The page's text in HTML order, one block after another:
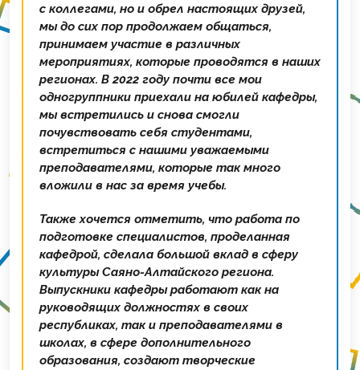
с коллегами, но и обрел настоящих друзей,
мы до сих пор продолжаем общаться,
принимаем участие в различных
мероприятиях, которые проводятся в наших
регионах. В 2022 году почти все мои
одногруппники приехали на юбилей кафедры,
мы встретились и снова смогли
почувствовать себя студентами,
встретиться с нашими уважаемыми
преподавателями, которые так много
вложили в нас за время учебы.
Также хочется отметить, что работа по
подготовке специалистов, проделанная
кафедрой, сделала большой вклад в сферу
культуры Саяно-Алтайского региона.
Выпускники кафедры работают как на
руководящих должностях в своих
республиках, так и преподавателями в
школах, в сфере дополнительного
образования, создают творческие